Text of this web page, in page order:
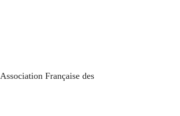
Association Française des